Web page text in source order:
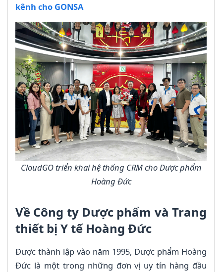
kênh cho GONSA
CloudGO triển khai hệ thống CRM cho Dược phẩm
Hoàng Đức
Về Công ty Dược phẩm và Trang
thiết bị Y tế Hoàng Đức
Được thành lập vào năm 1995, Dược phẩm Hoàng
Đức là một trong những đơn vị uy tín hàng đầu